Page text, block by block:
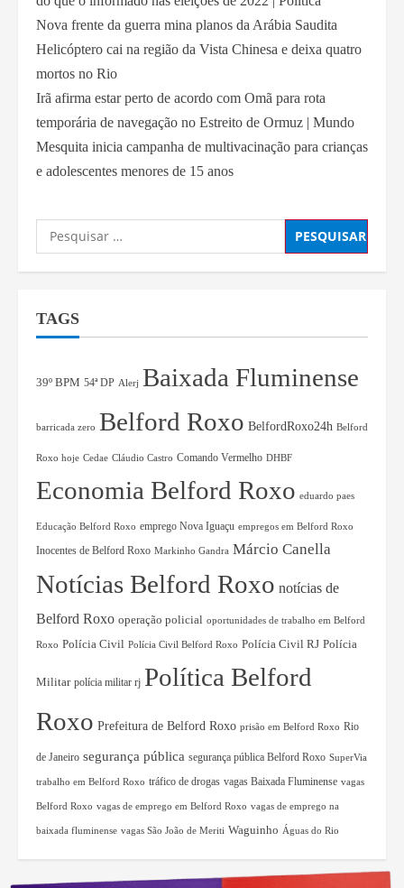
Nova frente da guerra mina planos da Arábia Saudita
Helicóptero cai na região da Vista Chinesa e deixa quatro
mortos no Rio
Irã afirma estar perto de acordo com Omã para rota
temporária de navegação no Estreito de Ormuz | Mundo
Mesquita inicia campanha de multivacinação para crianças
e adolescentes menores de 15 anos
TAGS
39º BPM 54ª DP Alerj Baixada Fluminense
barricada zero Belford Roxo BelfordRoxo24h Belford
Roxo hoje Cedae Cláudio Castro Comando Vermelho DHBF
Economia Belford Roxo eduardo paes
Educação Belford Roxo emprego Nova Iguaçu empregos em Belford Roxo
Inocentes de Belford Roxo Markinho Gandra Márcio Canella
Notícias Belford Roxo notícias de
Belford Roxo operação policial oportunidades de trabalho em Belford
Roxo Polícia Civil Polícia Civil Belford Roxo Polícia Civil RJ Polícia
Militar polícia militar rj Política Belford
Roxo Prefeitura de Belford Roxo prisão em Belford Roxo Rio
de Janeiro segurança pública segurança pública Belford Roxo SuperVia
trabalho em Belford Roxo tráfico de drogas vagas Baixada Fluminense vagas
Belford Roxo vagas de emprego em Belford Roxo vagas de emprego na
baixada fluminense vagas São João de Meriti Waguinho Águas do Rio